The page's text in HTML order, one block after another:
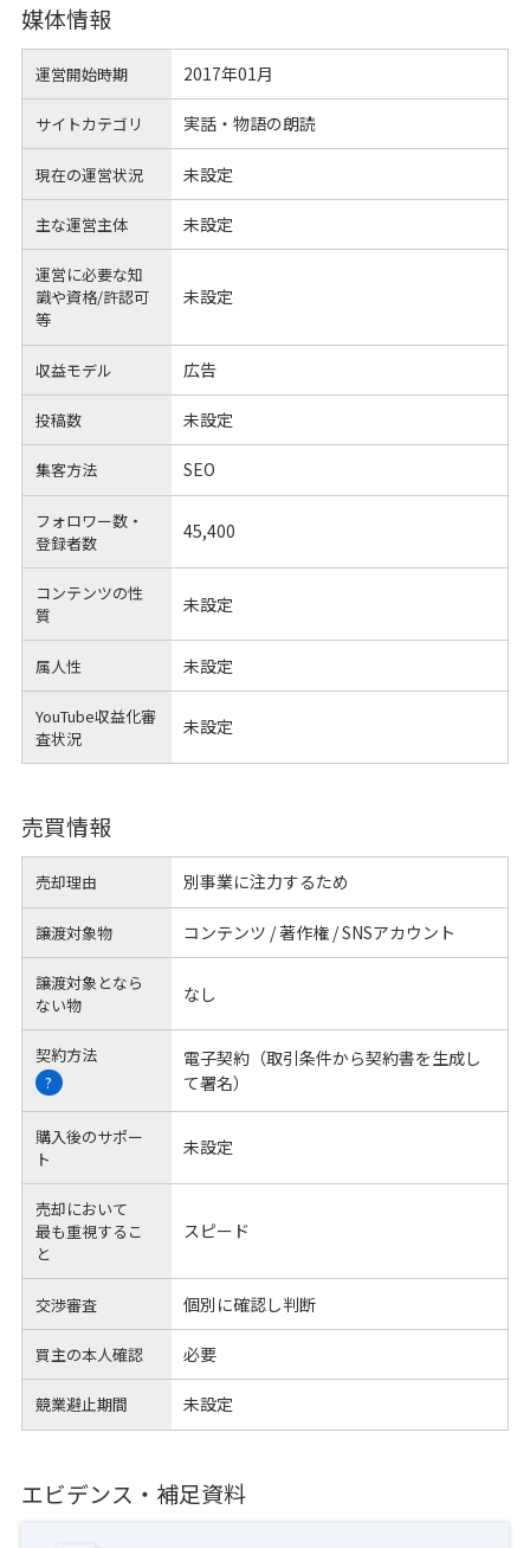
媒体情報
運営開始時期 2017年01月
サイトカテゴリ 実話・物語の朗読
現在の運営状況 未設定
主な運営主体 未設定
運営に必要な知
識や資格/許認可
等
未設定
収益モデル 広告
投稿数 未設定
集客方法 SEO
フォロワー数・
登録者数
45,400
コンテンツの性
質
未設定
属人性 未設定
YouTube収益化審
査状況
未設定
売買情報
売却理由 別事業に注力するため
譲渡対象物 コンテンツ / 著作権 / SNSアカウント
譲渡対象となら
ない物
なし
契約方法
?
電子契約（取引条件から契約書を生成し
て署名）
購入後のサポー
ト
未設定
売却において
最も重視するこ
と
スピード
交渉審査 個別に確認し判断
買主の本人確認 必要
競業避止期間 未設定
エビデンス・補足資料